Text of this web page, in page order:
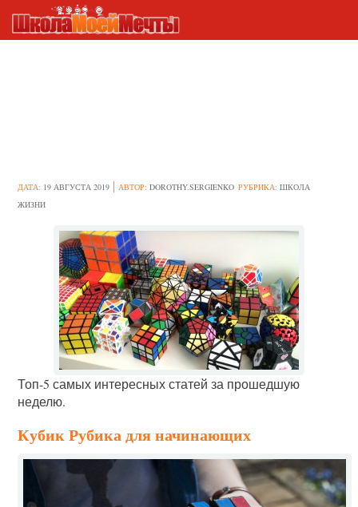
ДАТА: 19 АВГУСТА 2019 АВТОР:DOROTHY.SERGIENKO РУБРИКА:ШКОЛА
ЖИЗНИ
Топ-5 самых интересных статей за прошедшую
неделю.
Кубик Рубика для начинающих